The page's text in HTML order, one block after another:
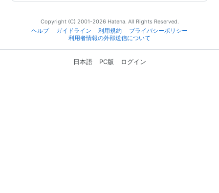
Copyright (C) 2001-2026 Hatena. All Rights Reserved.
ヘルプ
ガイドライン 利用規約
プライバシーポリシー
利用者情報の外部送信について
日本語 PC版 ログイン